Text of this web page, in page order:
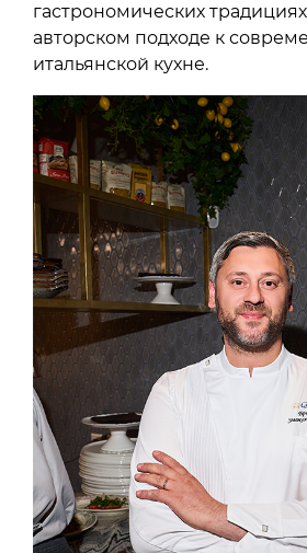
гастрономических
авторском подходе к
итальянской кухне.